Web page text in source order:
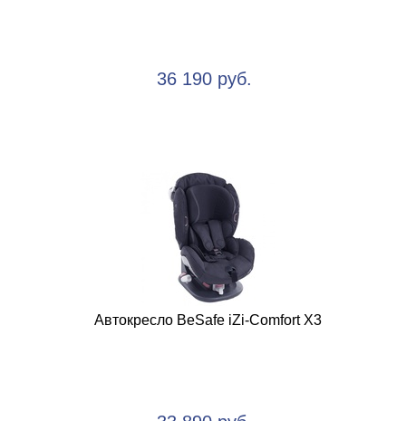
36 190 руб.
Автокресло BeSafe iZi-Comfort X3